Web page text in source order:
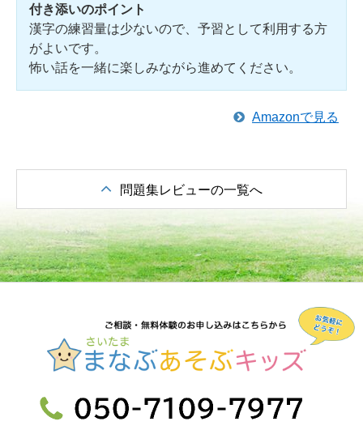
付き添いのポイント
漢字の練習量は少ないので、予習として利用する方
がよいです。
怖い話を一緒に楽しみながら進めてください。
Amazonで見る
問題集レビューの一覧へ